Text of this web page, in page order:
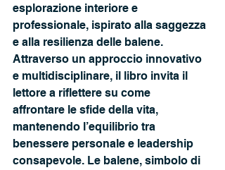
esplorazione interiore e
professionale, ispirato alla saggezza
e alla resilienza delle balene.
Attraverso un approccio innovativo
e multidisciplinare, il libro invita il
lettore a riflettere su come
affrontare le sfide della vita,
mantenendo l’equilibrio tra
benessere personale e leadership
consapevole. Le balene, simbolo di